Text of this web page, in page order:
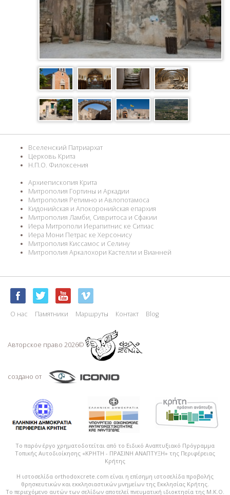
Вселенский Патриархат
Церковь Крита
Н.П.О. Филоксения
Архиепископия Крита
Митрополия Гортины и Аркадии
Митрополия Ретимно и Авлопотамоса
Кидонийская и Апокоронийская епархия
Митрополия Ламби, Сивритоса и Сфакии
Иера Митрополи Иерапитнис ке Ситиас
Иера Мони Петрас ке Херсонису
Митрополия Киссамос и Селину
Митрополия Аркалохори Кастелли и Вианней
О нас Памятники Маршруты Контакт Blog
Авторское право 2026©
создано от
Το παρόν έργο χρηματοδοτείται από το Ειδικό Αναπτυξιακό Πρόγραμμα
Τοπικής Αυτοδιοίκησης «ΚΡΗΤΗ - ΠΡΑΣΙΝΗ ΑΝΑΠΤΥΞΗ» της Περιφέρειας
Κρήτης
Η ιστοσελίδα orthodoxcrete.com είναι η επίσημη ιστοσελίδα προβολής
θρησκευτικών και εκκλησιαστικών μνημείων της Εκκλησίας Κρήτης.
Το περιεχόμενο αυτών των σελίδων αποτελεί πvευματική ιδιοκτησία της Μ.Κ.Ο.